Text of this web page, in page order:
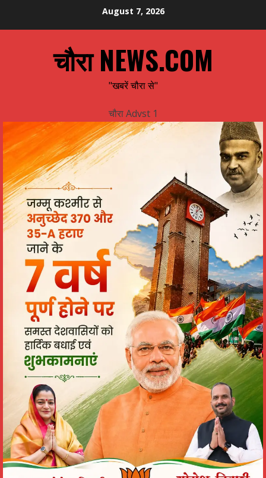
August 7, 2026
चौरा NEWS.COM
"खबरें चौरा से"
चौरा Advst 1